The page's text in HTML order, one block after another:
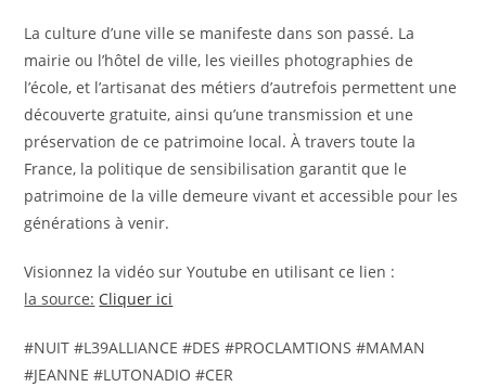
La culture d’une ville se manifeste dans son passé. La
mairie ou l’hôtel de ville, les vieilles photographies de
l’école, et l’artisanat des métiers d’autrefois permettent une
découverte gratuite, ainsi qu’une transmission et une
préservation de ce patrimoine local. À travers toute la
France, la politique de sensibilisation garantit que le
patrimoine de la ville demeure vivant et accessible pour les
générations à venir.
Visionnez la vidéo sur Youtube en utilisant ce lien :
la source: Cliquer ici
#NUIT #L39ALLIANCE #DES #PROCLAMTIONS #MAMAN
#JEANNE #LUTONADIO #CER